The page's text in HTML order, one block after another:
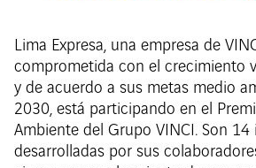
Lima Expresa, una empresa de
comprometida con el crecimiento
y de acuerdo a sus metas medio
2030, está participando en el
Ambiente del Grupo VINCI. Son 14
desarrolladas por sus